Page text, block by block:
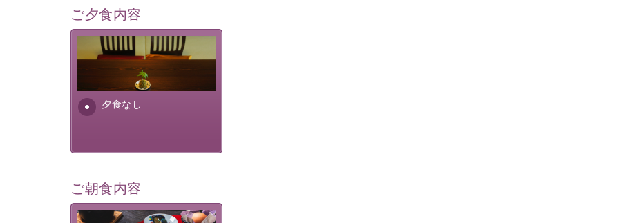
ご夕食内容
夕食なし
夕食なしご夕食を追加される
場合は、二食付きのプランを
お選びくださいませ。
ご朝食内容